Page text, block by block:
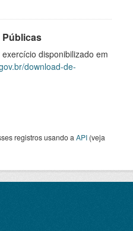
Públicas
disponibilizado em
download-de-
registros usando a API (veja